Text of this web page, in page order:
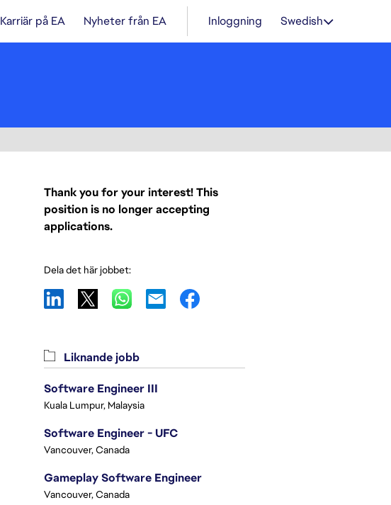
Karriär på EA Nyheter från EA Inloggning Swedish
Thank you for your interest! This
position is no longer accepting
applications.
Dela det här jobbet:
Liknande jobb
Software Engineer III
Kuala Lumpur, Malaysia
Software Engineer - UFC
Vancouver, Canada
Gameplay Software Engineer
Vancouver, Canada